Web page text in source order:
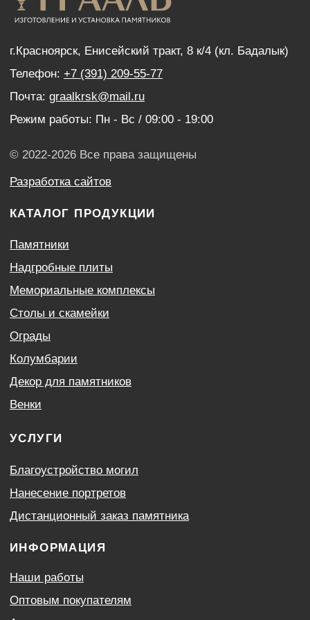
Дистанционный заказ памятника
Наши работы
Оптовым покупателям
Акции
Политика конфиденциальности
данных